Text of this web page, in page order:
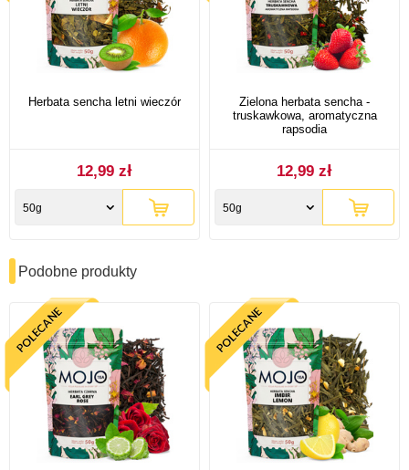
Herbata sencha letni wieczór
12,99 zł
50g
Zielona herbata sencha -
truskawkowa, aromatyczna
rapsodia
12,99 zł
50g
Podobne produkty